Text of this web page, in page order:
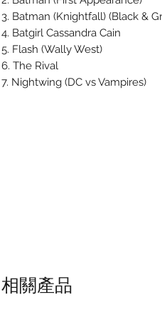
3. Batman (Knightfall) (Black &
4. Batgirl Cassandra Cain
5. Flash (Wally West)
6. The Rival
7. Nightwing (DC vs Vampires)
相關產品